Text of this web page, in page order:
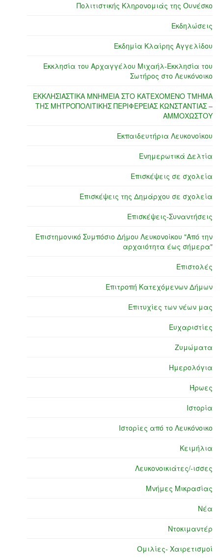
Πολιτιστικής Κληρονομιάς της Ουνέσκο
Εκδηλώσεις
Εκδημία Κλαίρης Αγγελίδου
Εκκλησία του Αρχαγγέλου Μιχαήλ-Εκκλησία του
Σωτήρος στο Λευκόνοικο
ΕΚΚΛΗΣΙΑΣΤΙΚΑ ΜΝΗΜΕΙΑ ΣΤΟ ΚΑΤΕΧΟΜΕΝΟ ΤΜΗΜΑ
ΤΗΣ ΜΗΤΡΟΠΟΛΙΤΙΚΗΣ ΠΕΡΙΦΕΡΕΙΑΣ ΚΩΝΣΤΑΝΤΙΑΣ –
ΑΜΜΟΧΩΣΤΟΥ
Εκπαιδευτήρια Λευκονοίκου
Ενημερωτικά Δελτία
Επισκέψεις σε σχολεία
Επισκέψεις της Δημάρχου σε σχολεία
Επισκέψεις-Συναντήσεις
Επιστημονικό Συμπόσιο Δήμου Λευκονοίκου "Από την
αρχαιότητα έως σήμερα"
Επιστολές
Επιτροπή Κατεχόμενων Δήμων
Επιτυχίες των νέων μας
Ευχαριστίες
Ζυμώματα
Ημερολόγια
Ήρωες
Ιστορία
Ιστορίες από το Λευκόνοικο
Κειμήλια
Λευκονοικιάτες/-ισσες
Μνήμες Μικρασίας
Νέα
Ντοκιμαντέρ
Ομιλίες- Χαιρετισμοί